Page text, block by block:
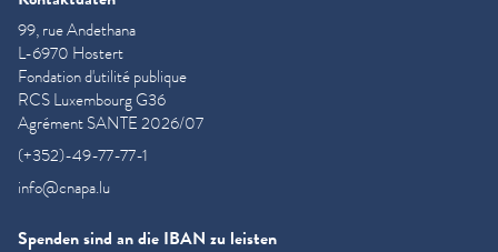
99, rue Andethana
L-6970 Hostert
Fondation d'utilité publique
RCS Luxembourg G36
Agrément SANTE 2026/07
(+352)-49-77-77-1
info@cnapa.lu
Spenden sind an die IBAN zu leisten